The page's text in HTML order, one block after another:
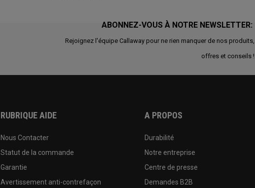
ABONNEZ-VOUS À NOTRE NEWSLETTER:
Rejoignez l'équipe Callaway pour ne rien manquer de nos produits,
offres et conseils !
RUBRIQUE AIDE
Nous Contacter
Statut de la commande
Garantie
Avertissement anti-contrefaçon
A PROPOS
Durabilité
Notre entreprise
Centre de presse
Demandes B2B